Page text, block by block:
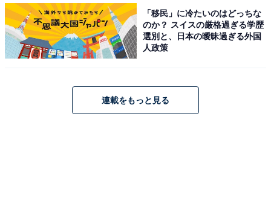
日立 掃除機 コードレス スティッククリーナー 軽量 1.4kg
式充電台付き
Amazonで見る
「移民」に冷たいのはどっちな
のか？ スイスの厳格過ぎる学歴
選別と、日本の曖昧過ぎる外国
人政策
連載をもっと見る